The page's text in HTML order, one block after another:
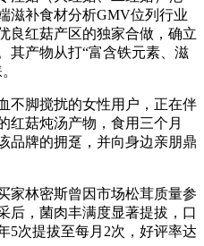
滋补食材分析GMV位列行业
良红菇产区的独家合做，确立
其产物从打“富含铁元素、滋
脚搅扰的女性用户，正在伴
红菇炖汤产物，食用三个月
品牌的拥趸，并向身边亲朋鼎
林密斯曾因市场松茸质量参
后，菌肉丰满度显著提拔，口
5次提拔至每月2次，好评率达